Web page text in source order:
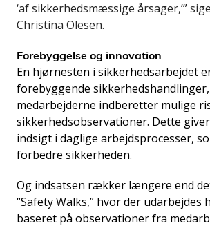
‘af sikkerhedsmæssige årsager,’”
Christina Olesen.
Forebyggelse og innovation
En hjørnesten i sikkerhedsarbejdet
forebyggende
medarbejderne indberetter mulige
sikkerhedsobservationer. Dette
indsigt i daglige arbejdsprocesser,
forbedre sikkerheden.
Og indsatsen rækker længere end
“Safety Walks,” hvor der udarbejdes
baseret på observationer fra